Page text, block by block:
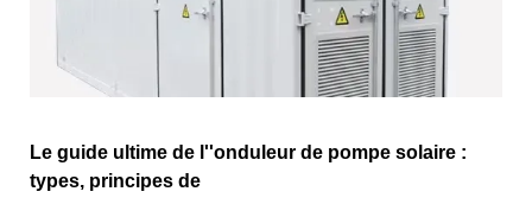
Le guide ultime de l''onduleur de pompe solaire :
types, principes de